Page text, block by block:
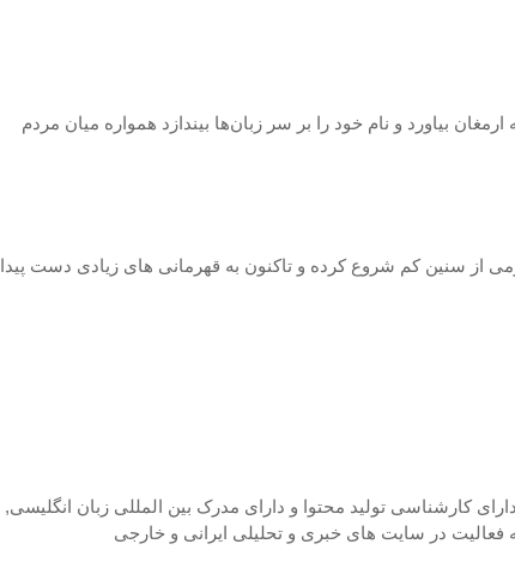
بیاورد و نام خود را بر سر زبان‌ها بیندازد همواره میان مردم
از سنین کم شروع کرده و تاکنون به قهرمانی های زیادی دست پیدا
هستم 26 ساله و دارای کارشناسی تولید محتوا و دارای مدرک بین المللی زبان انگلیسی,
فعالیت در سایت های خبری و تحلیلی ایرانی و خارجی